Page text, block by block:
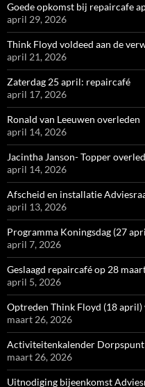
Goede opkomst bij repaircafe
april 29, 2026
Think Floyd voldeed aan de
april 21, 2026
Zaterdag 25 april: repaircafé
april 17, 2026
Ronald van Leeuwen overleden
april 14, 2026
Jacintha Janson- Topper
april 14, 2026
Afscheid en installatie
april 13, 2026
Programma Koningsdag (27
april 7, 2026
Geslaagd repaircafé op 28
april 5, 2026
Optreden Think Floyd (18
maart 26, 2026
Activiteitenkalender
maart 26, 2026
Uitnodiging bijeenkomst